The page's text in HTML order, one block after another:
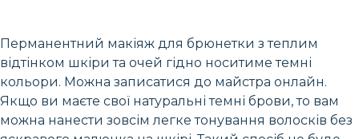
Перманентний макіяж для брюнетки з теплим
відтінком шкіри та очей гідно носитиме темні
кольори. Можна записатися до майстра онлайн.
Якщо ви маєте свої натуральні темні брови, то вам
можна нанести зовсім легке тонування волосків без